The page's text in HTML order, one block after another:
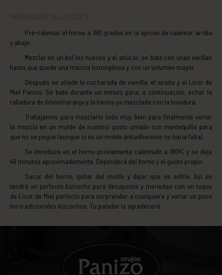
PREPARACIÓN DE LA RECETA
Pre-calentar el horno a 180 grados en la opción de calentar arriba
y abajo.
Mezclar en un bol los huevos y el azúcar, se bate con unas varillas
hasta que quede una mezcla homogénea y con un volumen mayor.
Después se añade la cucharada de vainilla, el aceite y el Licor de
Miel Panizo. Se bate durante un minuto para, a continuación, echar la
ralladura de limón/naranja y la harina ya mezclada con la levadura.
Trabajamos para mezclarlo todo muy bien para finalmente verter
la mezcla en un molde de nuestro gusto untado con mantequilla para
que no se pegue (aunque si es un molde antiadherente no haría falta).
Se introduce en el horno previamente calentado a 180ºC y se deja
40 minutos aproximadamente. Dependerá del horno y el gusto propio.
Sacar del horno, quitar del molde y dejar que se enfríe. Así se
tendrá un perfecto bizcocho para desayunos y meriedas con un toque
de Licor de Miel perfecto para sorprender a cualquiera y variar un poco
los tradicionales bizcochos. Tu paladar lo agradecerá.